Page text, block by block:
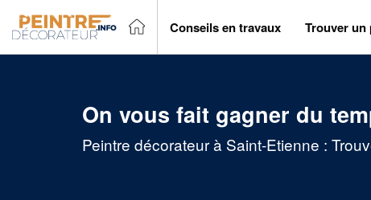
Conseils en travaux Trouver un
On vous fait gagner du
Peintre décorateur à Saint-Etienne :